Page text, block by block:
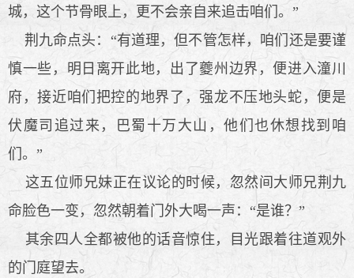
城，这个节骨眼上，更不会亲自来追击咱们。”
荆九命点头：“有道理，但不管怎样，咱们还是要谨
慎一些，明日离开此地，出了夔州边界，便进入潼川
府，接近咱们把控的地界了，强龙不压地头蛇，便是
伏魔司追过来，巴蜀十万大山，他们也休想找到咱
们。”
这五位师兄妹正在议论的时候，忽然间大师兄荆九
命脸色一变，忽然朝着门外大喝一声：“是谁？”
其余四人全都被他的话音惊住，目光跟着往道观外
的门庭望去。